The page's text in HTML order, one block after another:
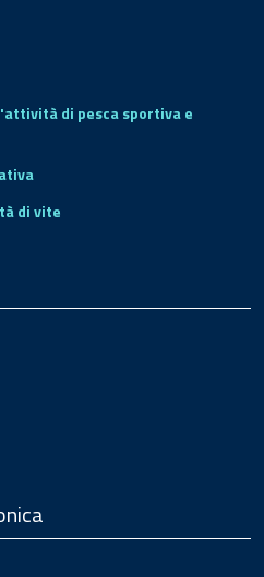
di pesca sportiva e
di vite